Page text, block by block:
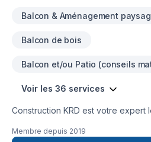
Balcon & Aménagement
Balcon de bois
Balcon et/ou Patio (conseils
Voir les 36 services
Construction KRD est votre expert
Garage, Gouttières, Gypse,
Membre depuis 2019